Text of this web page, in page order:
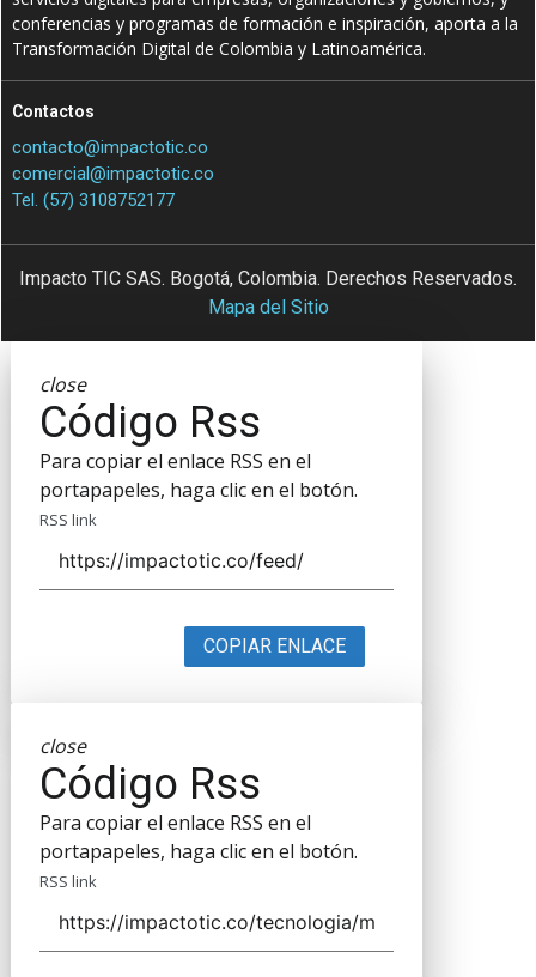
conferencias y programas de formación e inspiración, aporta a la
Transformación Digital de Colombia y Latinoamérica.
Contactos
contacto@impactotic.co
comercial@impactotic.co
Tel. (57) 3108752177
Impacto TIC SAS. Bogotá, Colombia. Derechos Reservados.
Mapa del Sitio
close
Código Rss
Para copiar el enlace RSS en el
portapapeles, haga clic en el botón.
RSS link
COPIAR ENLACE
close
Código Rss
Para copiar el enlace RSS en el
portapapeles, haga clic en el botón.
RSS link